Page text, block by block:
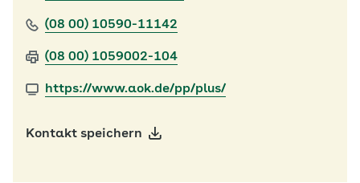
(08 00) 10590-11142
(08 00) 1059002-104
https://www.aok.de/pp/plus/
Kontakt speichern